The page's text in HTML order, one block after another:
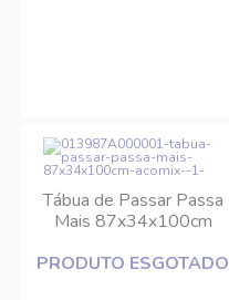
Tábua de Passar Passa
Mais 87x34x100cm
PRODUTO ESGOTADO